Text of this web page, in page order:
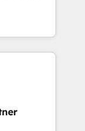
marketing,
to
user
your
to be